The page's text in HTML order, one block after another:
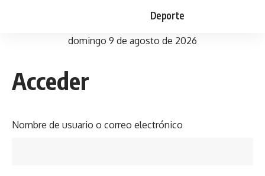
Deporte
domingo 9 de agosto de 2026
Acceder
Nombre de usuario o correo electrónico